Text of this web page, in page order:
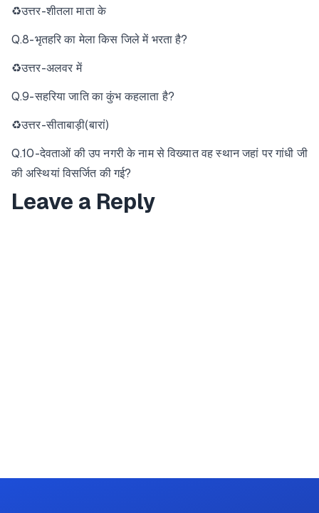
♻उत्तर-शीतला माता के
Q.8-भृतहरि का मेला किस जिले में भरता है?
♻उत्तर-अलवर में
Q.9-सहरिया जाति का कुंभ कहलाता है?
♻उत्तर-सीताबाड़ी(बारां)
Q.10-देवताओं की उप नगरी के नाम से विख्यात वह स्थान जहां पर गांधी जी
की अस्थियां विसर्जित की गई?
Leave a Reply